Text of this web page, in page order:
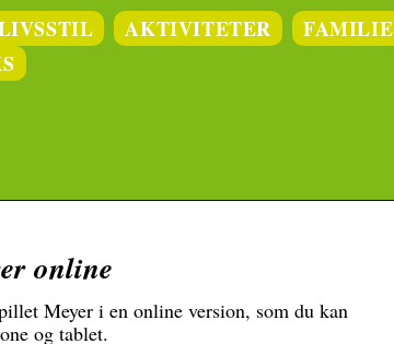
AKTIVITETER
FAMILIE
online
Meyer i en online version, som du kan
og tablet.